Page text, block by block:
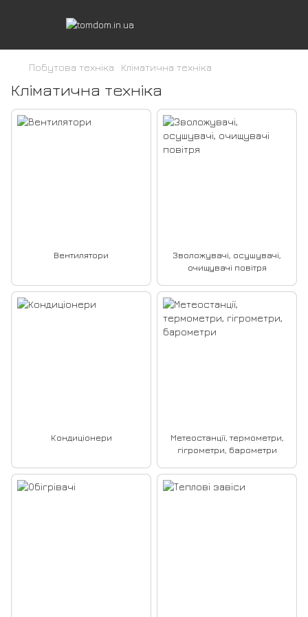
Побутова техніка Кліматична техніка
Кліматична техніка
Вентилятори
Зволожувачі, осушувачі,
очищувачі повітря
Кондиціонери
Метеостанції, термометри,
гігрометри, барометри